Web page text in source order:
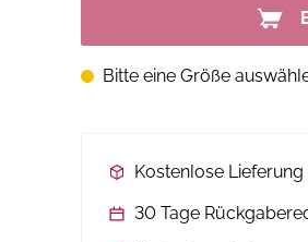
Bitte eine Größe
Kostenlose
30 Tage